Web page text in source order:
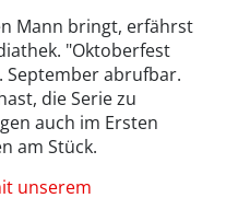
Mann bringt, erfährst
"Oktoberfest
September abrufbar.
die Serie zu
auch im Ersten
am Stück.
unserem